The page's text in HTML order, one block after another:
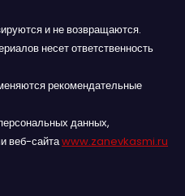
и не возвращаются.
несет ответственность
рекомендательные
данных,
веб-сайтаwww.zanevkasmi.ru